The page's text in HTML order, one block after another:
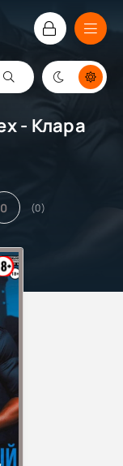
- Клара
0 (0)